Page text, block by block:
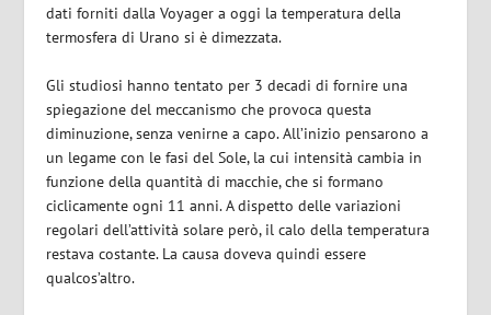
dati forniti dalla Voyager a oggi la temperatura della
termosfera di Urano si è dimezzata.
Gli studiosi hanno tentato per 3 decadi di fornire una
spiegazione del meccanismo che provoca questa
diminuzione, senza venirne a capo. All’inizio pensarono a
un legame con le fasi del Sole, la cui intensità cambia in
funzione della quantità di macchie, che si formano
ciclicamente ogni 11 anni. A dispetto delle variazioni
regolari dell’attività solare però, il calo della temperatura
restava costante. La causa doveva quindi essere
qualcos’altro.